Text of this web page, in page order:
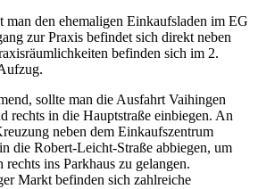
man den ehemaligen Einkaufsladen im EG
zur Praxis befindet sich direkt neben
befinden sich im 2.
sollte man die Ausfahrt Vaihingen
rechts in die Hauptstraße einbiegen. An
neben dem Einkaufszentrum
die Robert-Leicht-Straße abbiegen, um
ins Parkhaus zu gelangen.
Markt befinden sich zahlreiche